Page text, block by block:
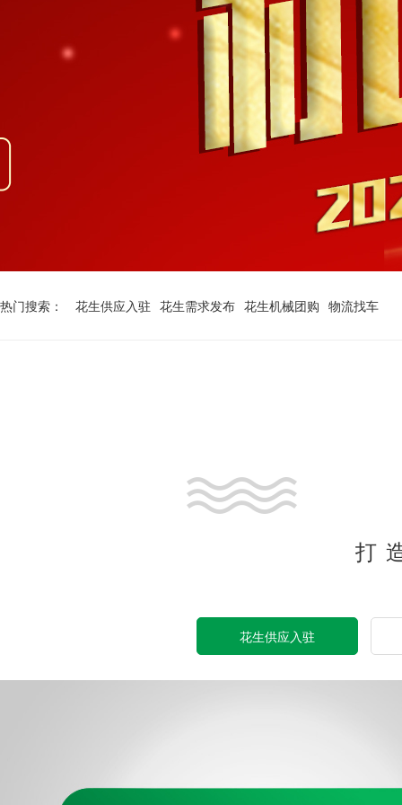
热门搜索： 花生供应入驻 花生需求发布 花生机械团购 物流找车
打
花生供应入驻